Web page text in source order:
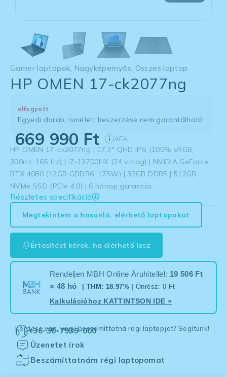
Gamer laptopok, Nagyképernyős, Összes laptop
HP OMEN 17-ck2077ng
elfogyott
Egyedi darab, ismételt beszerzése nem garantálható.
669 990 Ft i ÁFA
HP OMEN 17-ck2077ng | 17.3″ QHD IPS (100% sRGB,
300nit, 165 Hz) | i7-13700HX (24 v.mag) | NVIDIA GeForce
RTX 4080 (12GB GDDR6, 175W) | 32GB DDR5 | 512GB
NVMe SSD (PCIe 4.0) | 6 hónap garancia
Részletes specifikáció
Megtekintem a hasonló, elérhető laptopokat
Értesítést kérek, ha elérhető lesz
Rendeljen MBH Online Áruhitellel: 19 506 Ft
× 48 hó
| THM: 18.97% | Önrész: 0 Ft
Kalkulációhoz KATTINTSON IDE »
Kérdése van, vagy beszámíttatná régi laptopját? Segítünk!
+36-30-7939-000
Üzenetet írok
Beszámíttatnám régi laptopomat